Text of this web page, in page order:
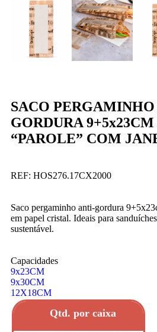
SACO
GORDURA 9+5x23CM
“PAROLE” COM
REF: HOS276.17CX2000
Saco pergaminho anti-gordura
em papel cristal. Ideais para
sustentável.
Capacidades
9x23CM
9x30CM
12X18CM
Qtd. por caixa